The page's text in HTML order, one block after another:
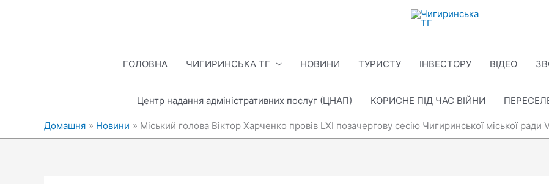
ГОЛОВНА ЧИГИРИНСЬКА ТГ НОВИНИ ТУРИСТУ ІНВЕСТОРУ ВІДЕО
Центр надання адміністративних послуг (ЦНАП) КОРИСНЕ ПІД ЧАС ВІЙНИ
Домашня Новини Міський голова Віктор Харченко провів LXI позачергову сесію Чигиринської міської